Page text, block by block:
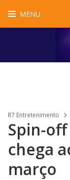
MENU
R7 Entretenimento
Spin-
chega
março